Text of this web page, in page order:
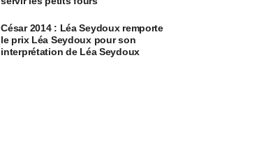
César 2014 : Léa Seydoux remporte
le prix Léa Seydoux pour son
interprétation de Léa Seydoux